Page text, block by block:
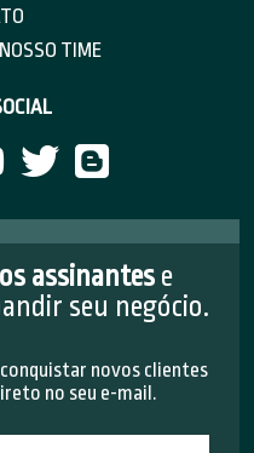
TIME
assinantes e
seu negócio.
novos clientes
no seu e-mail.